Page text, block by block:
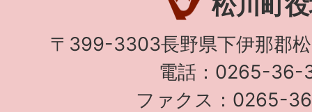
〒399-3303長野県下伊那郡
電話：0265-36-
ファクス：0265-